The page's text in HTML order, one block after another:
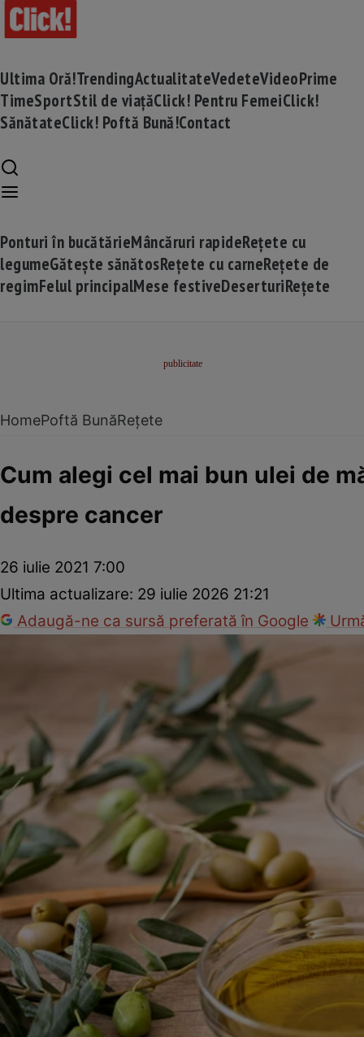
Ultima Oră!TrendingActualitateVedeteVideoPrime
TimeSportStil de viațăClick! Pentru FemeiClick!
SănătateClick! Poftă Bună!Contact
Ponturi în bucătărieMâncăruri rapideRețete cu
legumeGătește sănătosRețete cu carneRețete de
regimFelul principalMese festiveDeserturiRețete
HomePoftă BunăRețete
Cum alegi cel mai bun ulei de
despre cancer
26 iulie 2021 7:00
Ultima actualizare: 29 iulie 2026 21:21
Adaugă-ne ca sursă preferată în Google